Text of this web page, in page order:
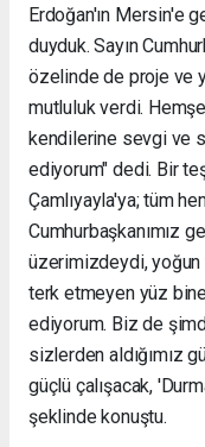
Erdoğan'ın Mersin'e
duyduk. Sayın
özelinde de proje ve
mutluluk verdi.
kendilerine sevgi ve
ediyorum" dedi. Bir
Çamlıyayla'ya; tüm
Cumhurbaşkanımız
üzerimizdeydi, yoğun
terk etmeyen yüz
ediyorum. Biz de
sizlerden aldığımız
güçlü çalışacak,
şeklinde konuştu.